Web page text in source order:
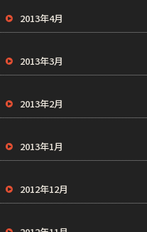
2013年4月
2013年3月
2013年2月
2013年1月
2012年12月